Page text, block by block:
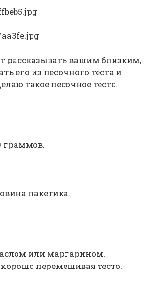
рассказывать вашим близким,
его из песочного теста и
такое песочное тесто.
граммов.
пакетика.
или маргарином.
перемешивая тесто.